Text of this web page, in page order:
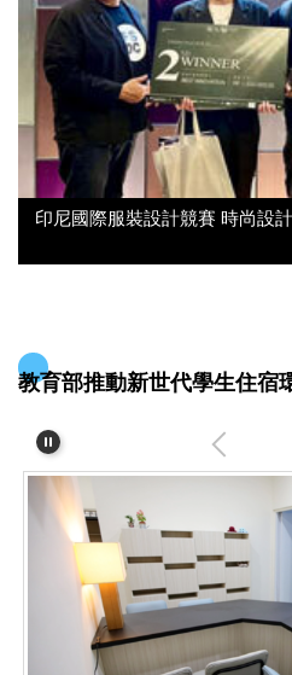
印尼國際服裝設計競賽 時尚設
教育部推動新世代學生住宿